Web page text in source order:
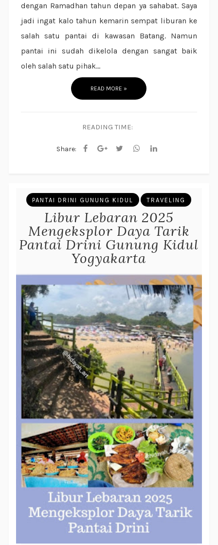
dengan Ramadhan tahun depan ya sahabat. Saya
jadi ingat kalo tahun kemarin sempat liburan ke
salah satu pantai di kawasan Batang. Namun
pantai ini sudah dikelola dengan sangat baik
oleh salah satu pihak...
READ MORE »
READING TIME:
Share:
PANTAI DRINI GUNUNG KIDUL TRAVELING
Libur Lebaran 2025
Mengeksplor Daya Tarik
Pantai Drini Gunung Kidul
Yogyakarta